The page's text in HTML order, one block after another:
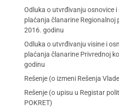
Odluka o utvrđivanju osnovice
plaćanja članarine Regionalnoj
2016. godinu
Odluka o utvrđivanju visine i
plaćanja članarine Privrednoj
godinu
Rešenje (o izmeni Rešenja
Rešenje (o upisu u Registar
POKRET)